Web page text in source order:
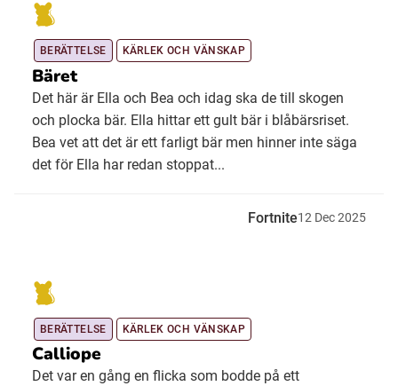
BERÄTTELSE KÄRLEK OCH VÄNSKAP
Bäret
Det här är Ella och Bea och idag ska de till skogen
och plocka bär. Ella hittar ett gult bär i blåbärsriset.
Bea vet att det är ett farligt bär men hinner inte säga
det för Ella har redan stoppat...
Fortnite12 Dec2025
BERÄTTELSE KÄRLEK OCH VÄNSKAP
Calliope
Det var en gång en flicka som bodde på ett